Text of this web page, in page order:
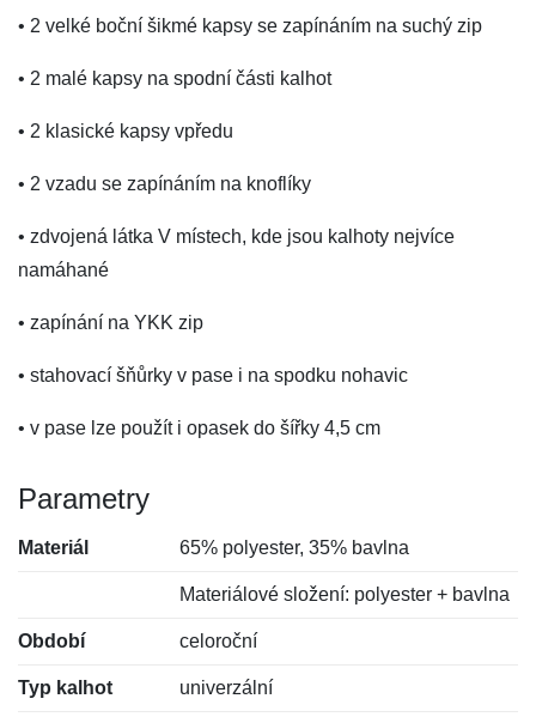
• 2 velké boční šikmé kapsy se zapínáním na suchý zip
• 2 malé kapsy na spodní části kalhot
• 2 klasické kapsy vpředu
• 2 vzadu se zapínáním na knoflíky
• zdvojená látka V místech, kde jsou kalhoty nejvíce
namáhané
• zapínání na YKK zip
• stahovací šňůrky v pase i na spodku nohavic
• v pase lze použít i opasek do šířky 4,5 cm
Parametry
Materiál 65% polyester, 35% bavlna
Materiálové složení: polyester + bavlna
Období celoroční
Typ kalhot univerzální